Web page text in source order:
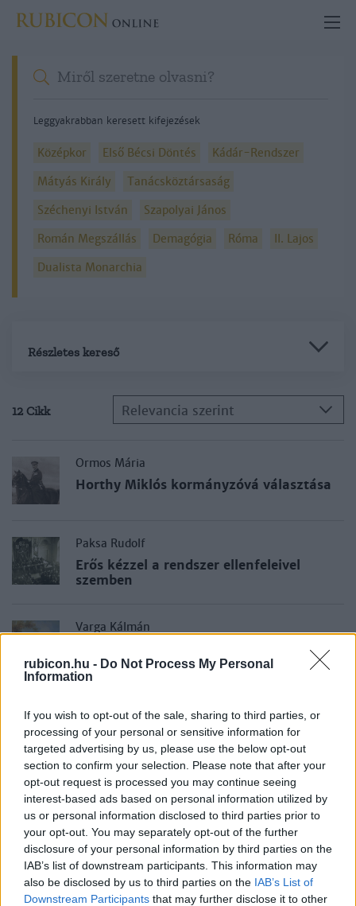
rubicon.hu - Do Not Process My Personal
Information
If you wish to opt-out of the sale, sharing to third parties, or
processing of your personal or sensitive information for
targeted advertising by us, please use the below opt-out
section to confirm your selection. Please note that after your
opt-out request is processed you may continue seeing
interest-based ads based on personal information utilized by
us or personal information disclosed to third parties prior to
your opt-out. You may separately opt-out of the further
disclosure of your personal information by third parties on the
IAB’s list of downstream participants. This information may
also be disclosed by us to third parties on the IAB’s List of
Downstream Participants that may further disclose it to other
Leggyakrabban keresett kifejezések
Középkor Első Bécsi Döntés
Kádár-Rendszer
Mátyás Király
Tanácsköztársaság
Széchenyi István
Szapolyai János
Román Megszállás
Demagógia Róma
II. Lajos
Dualista Monarchia
Részletes kereső
12 Cikk Relevancia szerint
Ormos Mária
Horthy Miklós kormányzóvá választása
Paksa Rudolf
Erős kézzel a rendszer ellenfeleivel
szemben
Varga Kálmán
hétköznapjai
Varga Kálmán
A királyi család utolsó gödöllői napjai
Varga Kálmán
A kormányzó Gödöllőn
Fodor Pál
A török hagyaték